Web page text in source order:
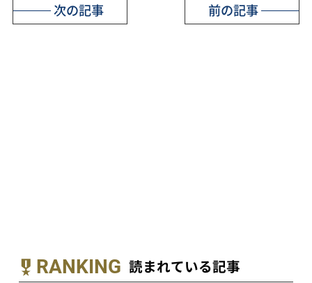
前の記事
次の記事
RANKING 読まれている記事